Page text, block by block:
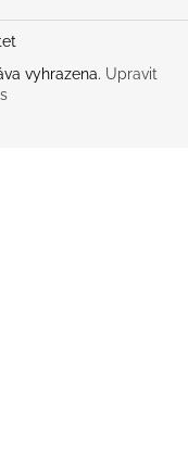
vyhrazena. Upravit